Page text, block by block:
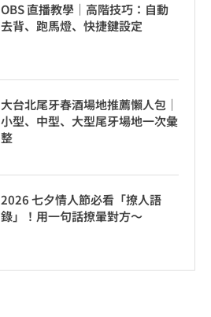
OBS 直播教學｜高階技巧：自動
去背、跑馬燈、快捷鍵設定
大台北尾牙春酒場地推薦懶人包｜
小型、中型、大型尾牙場地一次彙
整
2026 七夕情人節必看「撩人語
錄」！用一句話撩暈對方～